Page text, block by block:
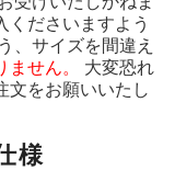
くださいますよう
、サイズを間違え
せん。
大変恐れ
文をお願いいたし
様